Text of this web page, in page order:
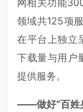
网相关功能
领域共125项
在平台上独立
下载量与用户
提供服务。
——做好“百姓